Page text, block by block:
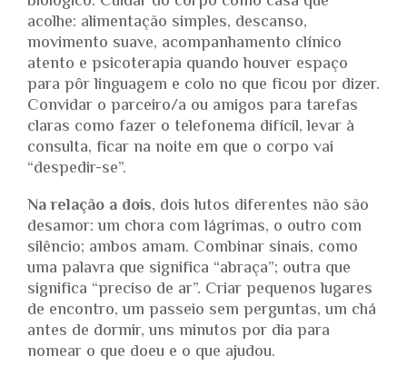
acolhe: alimentação simples, descanso,
movimento suave, acompanhamento clínico
atento e psicoterapia quando houver espaço
para pôr linguagem e colo no que ficou por dizer.
Convidar o parceiro/a ou amigos para tarefas
claras como fazer o telefonema difícil, levar à
consulta, ficar na noite em que o corpo vai
“despedir-se”.
Na relação a dois, dois lutos diferentes não são
desamor: um chora com lágrimas, o outro com
silêncio; ambos amam. Combinar sinais, como
uma palavra que significa “abraça”; outra que
significa “preciso de ar”. Criar pequenos lugares
de encontro, um passeio sem perguntas, um chá
antes de dormir, uns minutos por dia para
nomear o que doeu e o que ajudou.